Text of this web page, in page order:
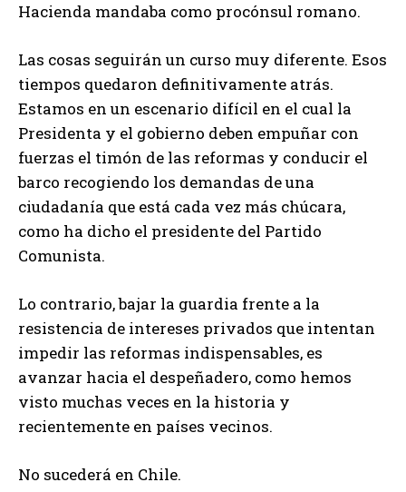
Hacienda mandaba como procónsul romano.
Las cosas seguirán un curso muy diferente. Esos
tiempos quedaron definitivamente atrás.
Estamos en un escenario difícil en el cual la
Presidenta y el gobierno deben empuñar con
fuerzas el timón de las reformas y conducir el
barco recogiendo los demandas de una
ciudadanía que está cada vez más chúcara,
como ha dicho el presidente del Partido
Comunista.
Lo contrario, bajar la guardia frente a la
resistencia de intereses privados que intentan
impedir las reformas indispensables, es
avanzar hacia el despeñadero, como hemos
visto muchas veces en la historia y
recientemente en países vecinos.
No sucederá en Chile.